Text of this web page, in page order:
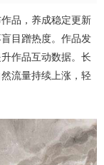
品，养成稳定更新
目蹭热度。作品发
作品互动数据。长
流量持续上涨，轻